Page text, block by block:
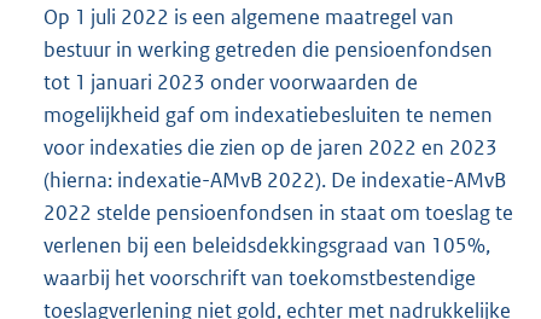
Op 1 juli 2022 is een algemene maatregel van
bestuur in werking getreden die pensioenfondsen
tot 1 januari 2023 onder voorwaarden de
mogelijkheid gaf om indexatiebesluiten te nemen
voor indexaties die zien op de jaren 2022 en 2023
(hierna: indexatie-AMvB 2022). De indexatie-AMvB
2022 stelde pensioenfondsen in staat om toeslag te
verlenen bij een beleidsdekkingsgraad van 105%,
waarbij het voorschrift van toekomstbestendige
toeslagverlening niet gold, echter met nadrukkelijke